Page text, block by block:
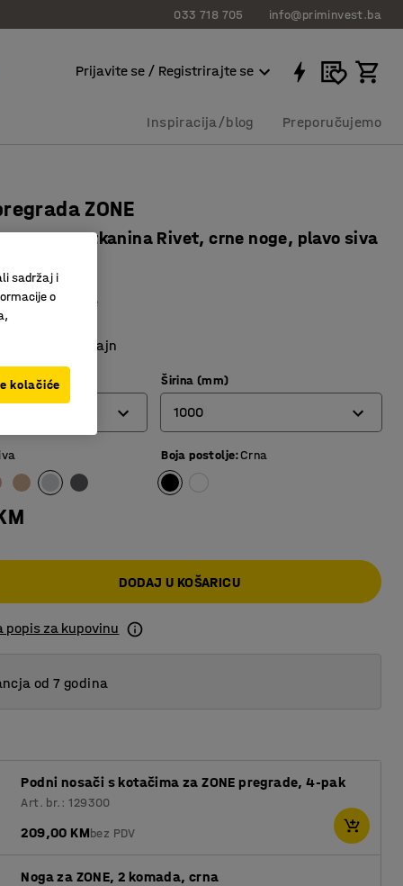
033 718 705 info@priminvest.ba
Prijavite se / Registrirajte se
Inspiracija/blog Preporučujemo
ZONE
mm, tkanina Rivet, crne noge, plavo siva
upijanje buke
i moderan dizajn
Širina (mm)
1000
800
Boja postolje:Crna
DODAJ U KOŠARICU
popis za kupovinu
od 7 godina
Podni nosači s kotačima za ZONE pregrade, 4-pak
Art. br.: 129300
209,00 KMbez PDV
Noga za ZONE, 2 komada, crna
sadržaj i
o
kolačiće